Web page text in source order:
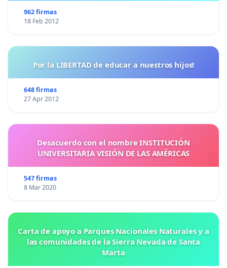
962 firmas
18 Feb 2012
Por la LIBERTAD de educar a nuestros hijos!
648 firmas
27 Apr 2012
Desacuerdo con el nombre INSTITUCIÓN
UNIVERSITARIA VISIÓN DE LAS AMÉRICAS
547 firmas
8 Mar 2020
Carta de apoyo a Parques Nacionales Naturales y a
las comunidades de la Sierra Nevada de Santa
Marta